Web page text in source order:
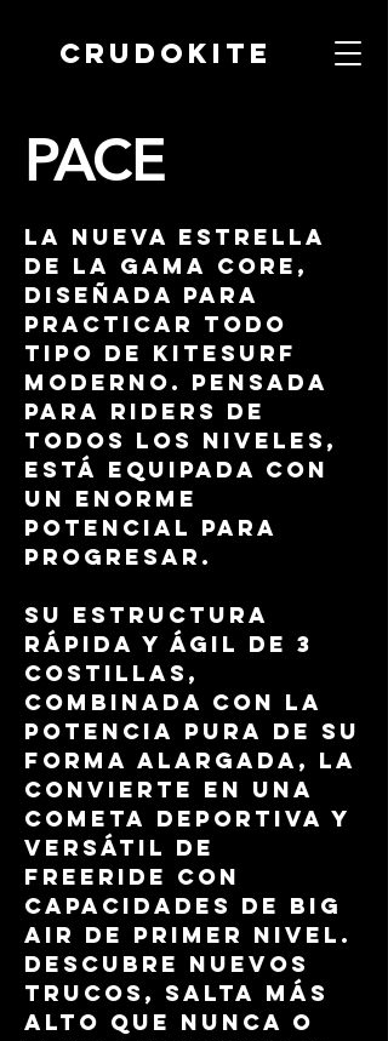
CRUDOKITE
PACE
La nueva estrella
de la gama CORE,
diseñada para
practicar todo
tipo de kitesurf
moderno. Pensada
para riders de
todos los niveles,
está equipada con
un enorme
potencial para
progresar.
Su estructura
rápida y ágil de 3
costillas,
combinada con la
potencia pura de su
forma alargada, la
convierte en una
cometa deportiva y
versátil de
freeride con
capacidades de Big
Air de primer nivel.
Descubre nuevos
trucos, salta más
alto que nunca o